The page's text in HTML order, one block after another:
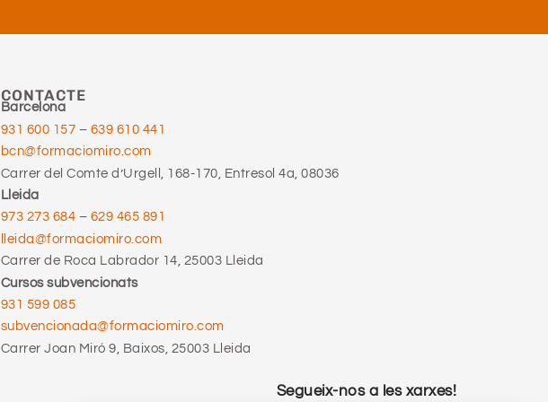
CONTACTE
Barcelona
931 600 157 – 639 610 441
bcn@formaciomiro.com
Carrer del Comte d’Urgell, 168-170, Entresol 4a, 08036
Lleida
973 273 684 – 629 465 891
lleida@formaciomiro.com
Carrer de Roca Labrador 14, 25003 Lleida
Cursos subvencionats
931 599 085
subvencionada@formaciomiro.com
Carrer Joan Miró 9, Baixos, 25003 Lleida
Segueix-nos a les xarxes!